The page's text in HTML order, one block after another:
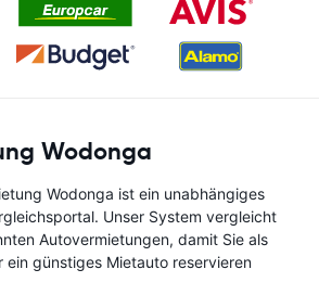
Wodonga
Wodonga ist ein unabhängiges
Unser System vergleicht
Autovermietungen, damit Sie als
ein günstiges Mietauto reservieren